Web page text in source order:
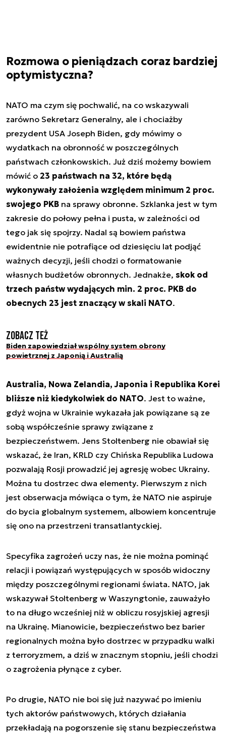
Rozmowa o pieniądzach coraz bardziej
optymistyczna?
NATO ma czym się pochwalić, na co wskazywali
zarówno Sekretarz Generalny, ale i chociażby
prezydent USA Joseph Biden, gdy mówimy o
wydatkach na obronność w poszczególnych
państwach członkowskich. Już dziś możemy bowiem
mówić o 23 państwach na 32, które będą
wykonywały założenia względem minimum 2 proc.
swojego PKB na sprawy obronne. Szklanka jest w tym
zakresie do połowy pełna i pusta, w zależności od
tego jak się spojrzy. Nadal są bowiem państwa
ewidentnie nie potrafiące od dziesięciu lat podjąć
ważnych decyzji, jeśli chodzi o formatowanie
własnych budżetów obronnych. Jednakże, skok od
trzech państw wydających min. 2 proc. PKB do
obecnych 23 jest znaczący w skali NATO.
Zobacz też
Biden zapowiedział wspólny system obrony
powietrznej z Japonią i Australią
Australia, Nowa Zelandia, Japonia i Republika Korei
bliższe niż kiedykolwiek do NATO. Jest to ważne,
gdyż wojna w Ukrainie wykazała jak powiązane są ze
sobą współcześnie sprawy związane z
bezpieczeństwem. Jens Stoltenberg nie obawiał się
wskazać, że Iran, KRLD czy Chińska Republika Ludowa
pozwalają Rosji prowadzić jej agresję wobec Ukrainy.
Można tu dostrzec dwa elementy. Pierwszym z nich
jest obserwacja mówiąca o tym, że NATO nie aspiruje
do bycia globalnym systemem, albowiem koncentruje
się ono na przestrzeni transatlantyckiej.
Specyfika zagrożeń uczy nas, że nie można pominąć
relacji i powiązań występujących w sposób widoczny
między poszczególnymi regionami świata. NATO, jak
wskazywał Stoltenberg w Waszyngtonie, zauważyło
to na długo wcześniej niż w obliczu rosyjskiej agresji
na Ukrainę. Mianowicie, bezpieczeństwo bez barier
regionalnych można było dostrzec w przypadku walki
z terroryzmem, a dziś w znacznym stopniu, jeśli chodzi
o zagrożenia płynące z cyber.
Po drugie, NATO nie boi się już nazywać po imieniu
tych aktorów państwowych, których działania
przekładają na pogorszenie się stanu bezpieczeństwa